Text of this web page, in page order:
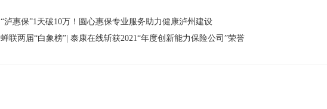
“泸惠保”1天破10万！圆心惠保专业服务助力健康泸州建设
蝉联两届“白象榜”| 泰康在线斩获2021“年度创新能力保险公司”荣誉